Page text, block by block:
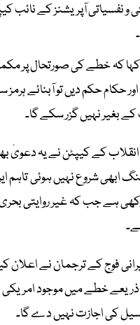
و نفسیاتی آپریشنز کے نائب
کہا کہ خطے کی صورتحال پر
اور حکام حکم دیں تو آبنائے
کے بغیر نہیں گزر سکے گا۔
انقلاب کے کیپٹن نے یہ دعویٰ
شروع نہیں ہوئی تاہم
رکھی ہے جب کہ غیر روایتی
فوج کے ترجمان نے اعلان
ذریعے خطے میں موجود
کی اجازت نہیں دے گا۔